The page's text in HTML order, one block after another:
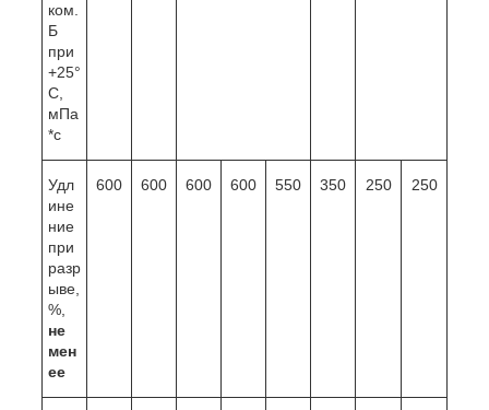
ком.
Б
при
+25°
C,
мПа
*с
Удл
ине
ние
при
разр
ыве,
%,
не
мен
ее
600 600 600 600 550 350 250 250